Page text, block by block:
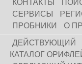
КОНТАКТЫ
СЕРВИСЫ
ПРОБНИКИ
О
ДЕЙСТВУЮЩИЙ
КАТАЛОГ